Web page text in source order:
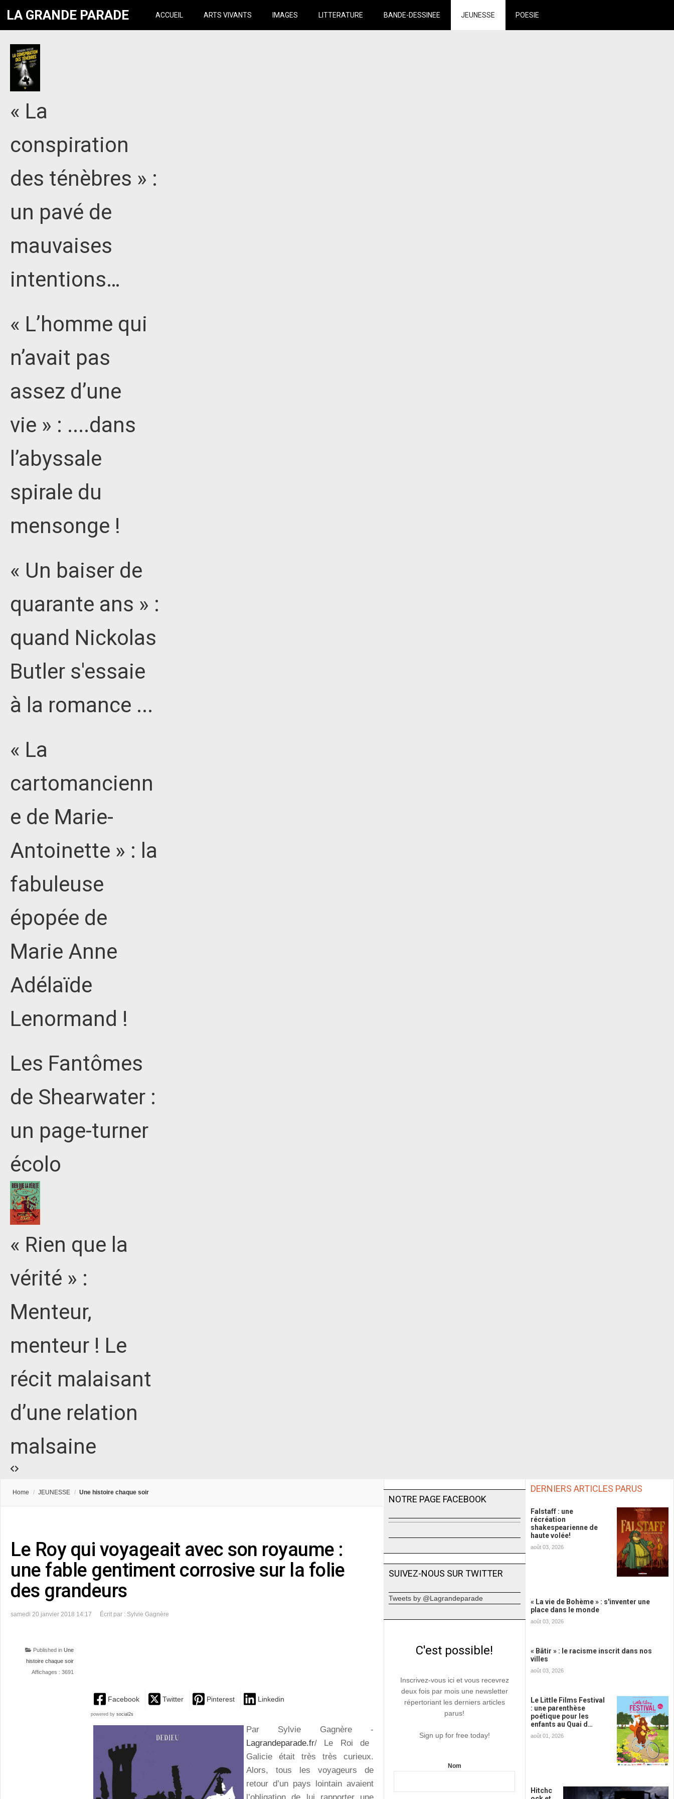
LA GRANDE PARADE ACCUEIL ARTS VIVANTS IMAGES LITTERATURE BANDE-DESSINEE JEUNESSE POESIE
« La
conspiration
des ténèbres » :
un pavé de
mauvaises
intentions…
« L’homme qui
n’avait pas
assez d’une
vie » : ....dans
l’abyssale
spirale du
mensonge !
« Un baiser de
quarante ans » :
quand Nickolas
Butler s'essaie
à la romance ...
« La
cartomancienn
e de Marie-
Antoinette » : la
fabuleuse
épopée de
Marie Anne
Adélaïde
Lenormand !
Les Fantômes
de Shearwater :
un page-turner
écolo
« Rien que la
vérité » :
Menteur,
menteur ! Le
récit malaisant
d’une relation
malsaine
Home / JEUNESSE / Une histoire chaque soir
Le Roy qui voyageait avec son royaume :
une fable gentiment corrosive sur la folie
des grandeurs
samedi 20 janvier 2018 14:17 Écrit par : Sylvie Gagnère
Published in Une
histoire chaque soir
Affichages : 3691
Facebook Twitter Pinterest Linkedin
powered by social2s
Par Sylvie Gagnère -
Lagrandeparade.fr/ Le Roi de
Galicie était très très curieux.
Alors, tous les voyageurs de
retour d’un pays lointain avaient
NOTRE PAGE FACEBOOK
SUIVEZ-NOUS SUR TWITTER
Tweets by @Lagrandeparade
C'est possible!
Inscrivez-vous ici et vous recevrez
deux fois par mois une newsletter
répertoriant les derniers articles
parus!
Sign up for free today!
Nom
DERNIERS ARTICLES PARUS
Falstaff : une
récréation
shakespearienne de
haute volée!
août 03, 2026
« La vie de Bohème » : s'inventer une
place dans le monde
août 03, 2026
« Bâtir » : le racisme inscrit dans nos
villes
août 03, 2026
Le Little Films Festival
: une parenthèse
poétique pour les
enfants au Quai d…
août 01, 2026
Hitchc